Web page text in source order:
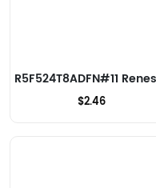
$2.46